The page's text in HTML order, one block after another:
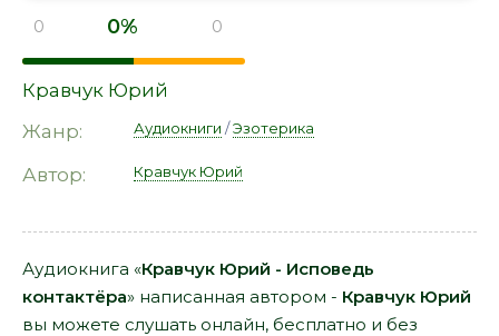
0 0% 0
Кравчук Юрий
Жанр:
Аудиокниги /Эзотерика
Автор: Кравчук Юрий
Аудиокнига «Кравчук Юрий - Исповедь
контактёра» написанная автором - Кравчук Юрий
вы можете слушать онлайн, бесплатно и без